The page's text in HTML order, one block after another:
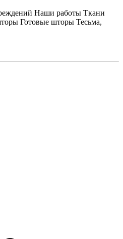
Наши работы Ткани
Готовые шторы Тесьма,